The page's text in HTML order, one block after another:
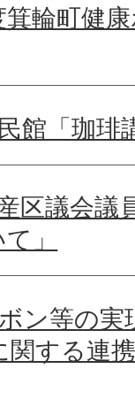
輪町健
館「珈琲
区議会議
」
ン等の
する連